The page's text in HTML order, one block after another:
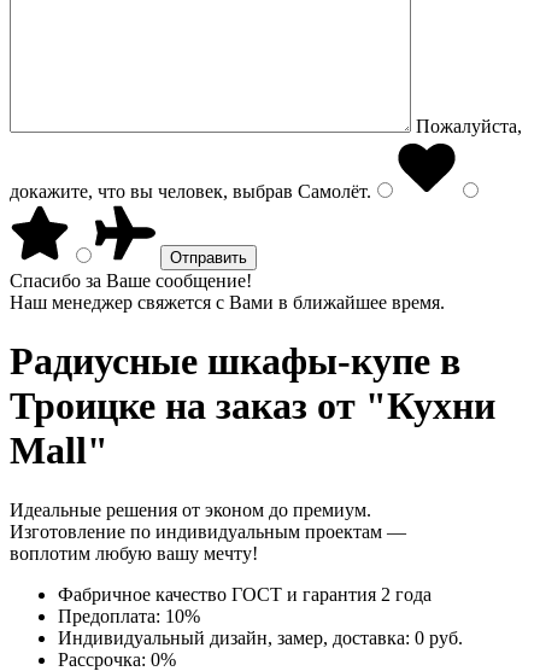
Пожалуйста,
докажите, что вы человек, выбрав Самолёт.
Спасибо за Ваше сообщение!
Наш менеджер свяжется с Вами в ближайшее время.
Радиусные шкафы-купе в
Троицке на заказ от "Кухни
Mall"
Идеальные решения от эконом до премиум.
Изготовление по индивидуальным проектам —
воплотим любую вашу мечту!
Фабричное качество ГОСТ и гарантия 2 года
Предоплата: 10%
Индивидуальный дизайн, замер, доставка: 0 руб.
Рассрочка: 0%